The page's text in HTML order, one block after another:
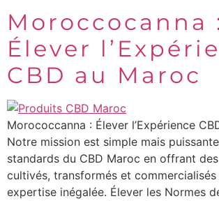
Moroccocanna :
Élever
CBD au Maroc
Morococcanna : Élever l’Expérience
Notre mission est simple mais
standards du CBD Maroc en offrant
cultivés, transformés et commercialisés
expertise inégalée. Élever les Normes